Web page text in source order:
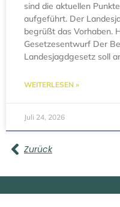
sind die aktuellen
aufgeführt. Der
begrüßt das Vorhaben.
Gesetzesentwurf Der
Landesjagdgesetz soll
WEITERLESEN »
Juli 24, 2026
Zurück